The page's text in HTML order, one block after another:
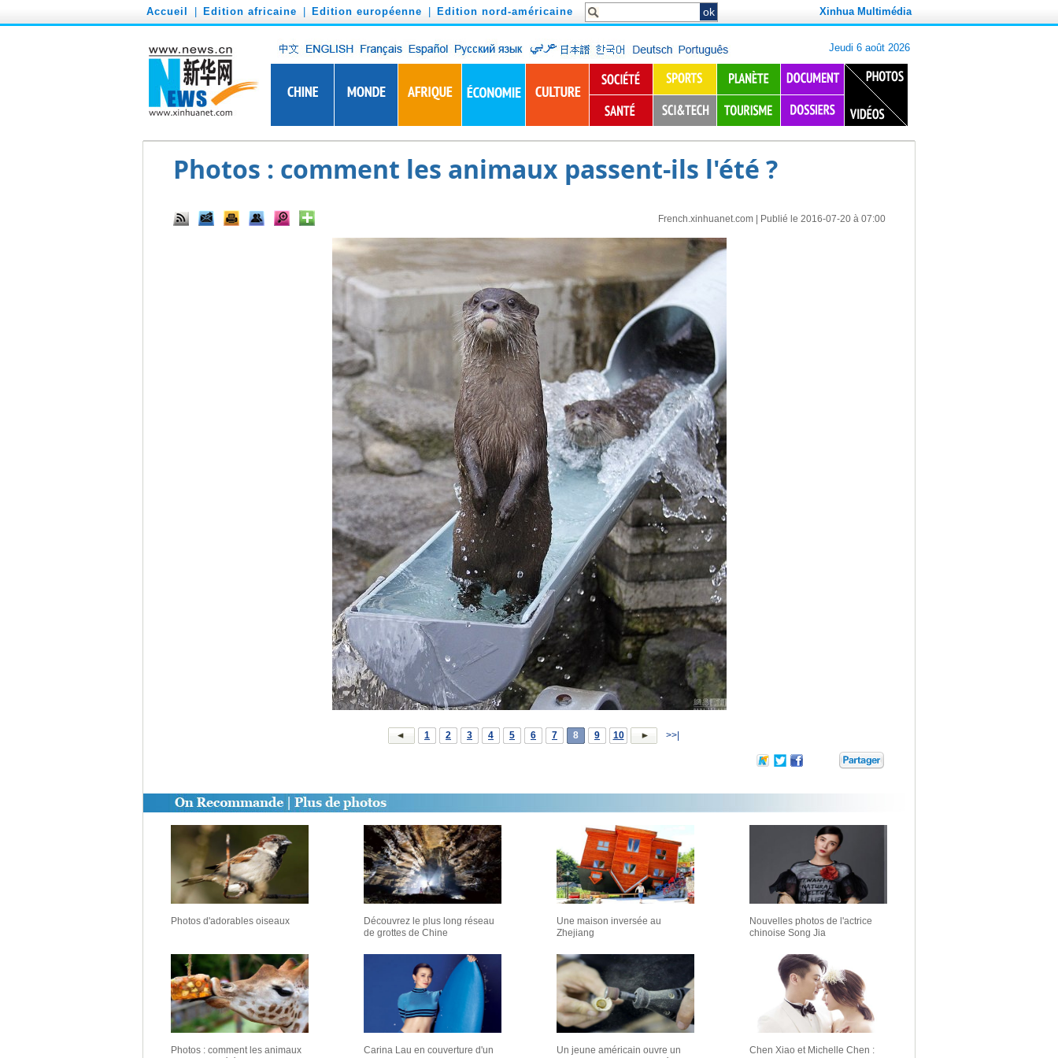
Accueil Edition africaine Edition européenne Edition nord-américaine Xinhua Multimédia
Photos : comment les animaux passent-ils l'été ?
French.xinhuanet.com| Publié le 2016-07-20 à 07:00
1 2 3 4 5 6 7 8 9 10 >>|
Photos d'adorables oiseaux
Découvrez le plus long réseau
de grottes de Chine
Une maison inversée au
Zhejiang
Nouvelles photos de l'actrice
chinoise Song Jia
Photos : comment les animaux
Carina Lau en couverture d'un
Un jeune américain ouvre un
Chen Xiao et Michelle Chen :